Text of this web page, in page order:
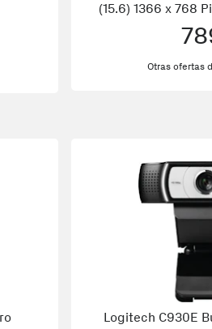
(15.6) 1366 x 768
generación de
Core™ i7
Otras ofertas
Logitech C930E